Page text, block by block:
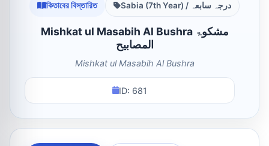
কিতাবের বিস্তারিত Sabia (7th Year) / درجہ سابعہ
Mishkat ul Masabih Al Bushra مشکوۃ
المصابیح
Mishkat ul Masabih Al Bushra
ID: 681